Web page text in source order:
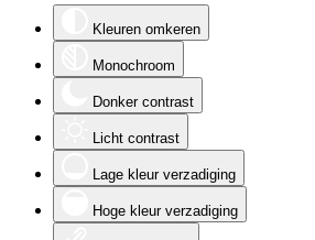
Kleuren omkeren
Monochroom
Donker contrast
Licht contrast
Lage kleur verzadiging
Hoge kleur verzadiging